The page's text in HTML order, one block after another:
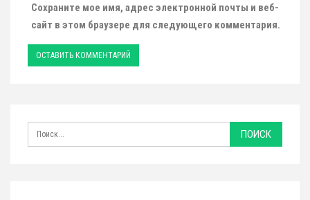
Сохраните мое имя, адрес электронной почты и веб-
сайт в этом браузере для следующего комментария.